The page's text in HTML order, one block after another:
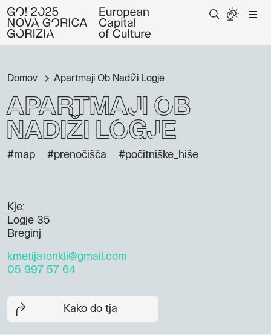
Domov Apartmaji Ob Nadiži Logje
Apartmaji Ob
Nadiži Logje
#map #prenočišča #počitniške_hiše
Kje:
Logje 35
Breginj
kmetijatonkli@gmail.com
05 997 57 64
Kako do tja